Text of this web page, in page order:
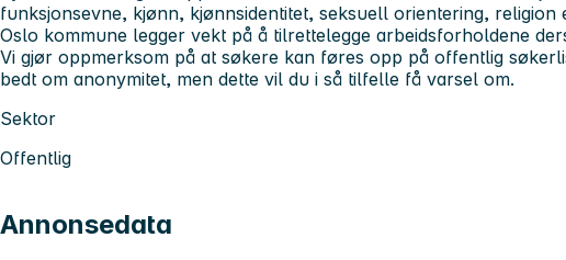
funksjonsevne, kjønn, kjønnsidentitet, seksuell orientering, religion
Oslo kommune legger vekt på å tilrettelegge arbeidsforholdene
Vi gjør oppmerksom på at søkere kan føres opp på offentlig
bedt om anonymitet, men dette vil du i så tilfelle få varsel om.
Sektor
Offentlig
Annonsedata